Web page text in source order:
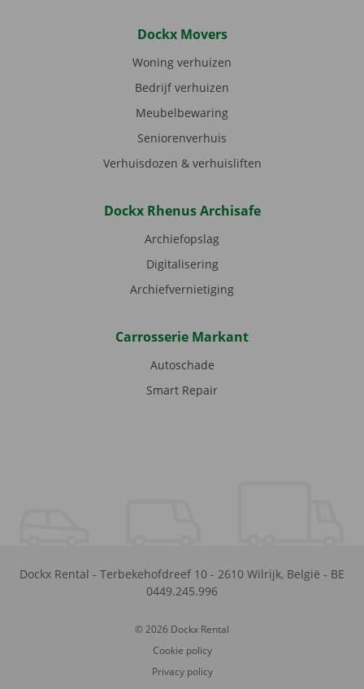
Dockx Movers
Woning verhuizen
Bedrijf verhuizen
Meubelbewaring
Seniorenverhuis
Verhuisdozen & verhuisliften
Dockx Rhenus Archisafe
Archiefopslag
Digitalisering
Archiefvernietiging
Carrosserie Markant
Autoschade
Smart Repair
Dockx Rental - Terbekehofdreef 10 - 2610 Wilrijk, België - BE
0449.245.996
© 2026 Dockx Rental
Cookie policy
Privacy policy